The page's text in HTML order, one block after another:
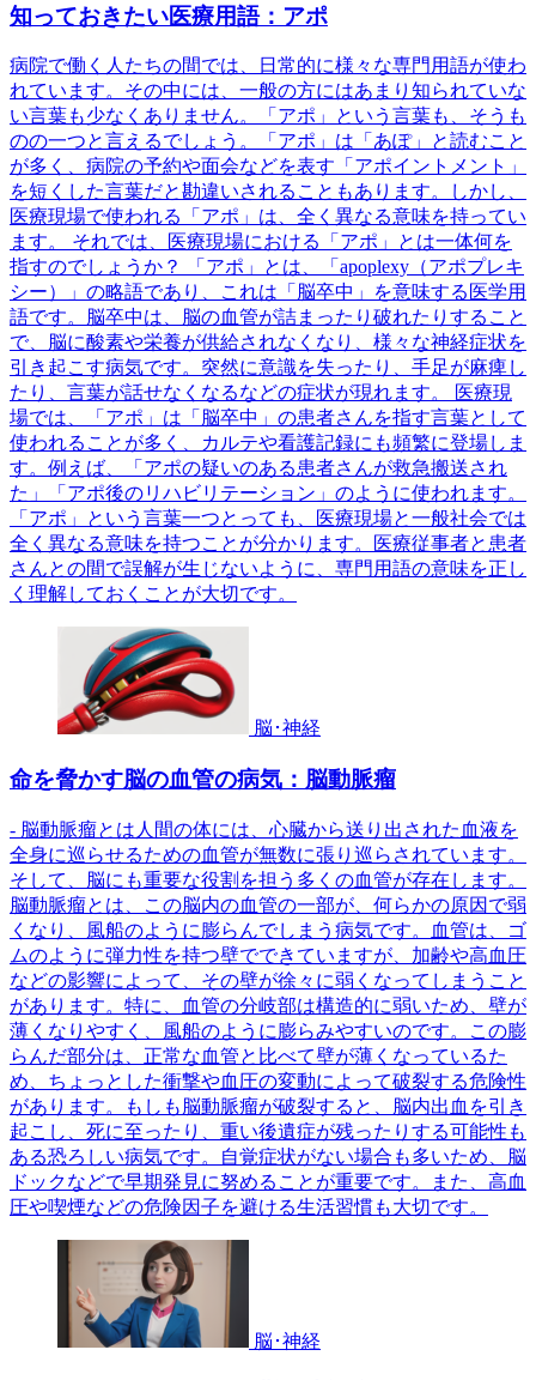
知っておきたい医療用語：アポ
病院で働く人たちの間では、日常的に様々な専門用語が使わ
れています。その中には、一般の方にはあまり知られていな
い言葉も少なくありません。「アポ」という言葉も、そうも
のの一つと言えるでしょう。「アポ」は「あぽ」と読むこと
が多く、病院の予約や面会などを表す「アポイントメント」
を短くした言葉だと勘違いされることもあります。しかし、
医療現場で使われる「アポ」は、全く異なる意味を持ってい
ます。 それでは、医療現場における「アポ」とは一体何を
指すのでしょうか？ 「アポ」とは、「apoplexy（アポプレキ
シー）」の略語であり、これは「脳卒中」を意味する医学用
語です。脳卒中は、脳の血管が詰まったり破れたりすること
で、脳に酸素や栄養が供給されなくなり、様々な神経症状を
引き起こす病気です。突然に意識を失ったり、手足が麻痺し
たり、言葉が話せなくなるなどの症状が現れます。 医療現
場では、「アポ」は「脳卒中」の患者さんを指す言葉として
使われることが多く、カルテや看護記録にも頻繁に登場しま
す。例えば、「アポの疑いのある患者さんが救急搬送され
た」「アポ後のリハビリテーション」のように使われます。
「アポ」という言葉一つとっても、医療現場と一般社会では
全く異なる意味を持つことが分かります。医療従事者と患者
さんとの間で誤解が生じないように、専門用語の意味を正し
く理解しておくことが大切です。
脳･神経
命を脅かす脳の血管の病気：脳動脈瘤
- 脳動脈瘤とは人間の体には、心臓から送り出された血液を
全身に巡らせるための血管が無数に張り巡らされています。
そして、脳にも重要な役割を担う多くの血管が存在します。
脳動脈瘤とは、この脳内の血管の一部が、何らかの原因で弱
くなり、風船のように膨らんでしまう病気です。血管は、ゴ
ムのように弾力性を持つ壁でできていますが、加齢や高血圧
などの影響によって、その壁が徐々に弱くなってしまうこと
があります。特に、血管の分岐部は構造的に弱いため、壁が
薄くなりやすく、風船のように膨らみやすいのです。この膨
らんだ部分は、正常な血管と比べて壁が薄くなっているた
め、ちょっとした衝撃や血圧の変動によって破裂する危険性
があります。もしも脳動脈瘤が破裂すると、脳内出血を引き
起こし、死に至ったり、重い後遺症が残ったりする可能性も
ある恐ろしい病気です。自覚症状がない場合も多いため、脳
ドックなどで早期発見に努めることが重要です。また、高血
圧や喫煙などの危険因子を避ける生活習慣も大切です。
脳･神経